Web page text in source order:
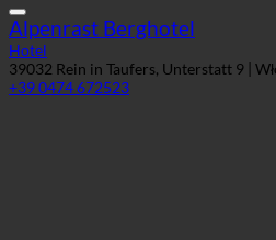
Alpenrast Berghotel
Hotel
39032 Rein in Taufers, Unterstatt 9 |
+39 0474 672523